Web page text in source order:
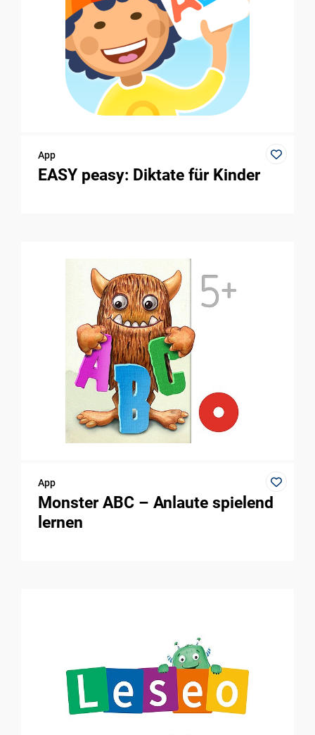
App
EASY peasy: Diktate für Kinder
App
Monster ABC – Anlaute spielend
lernen